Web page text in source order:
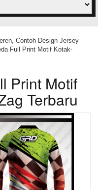
Contoh Design Jersey
Full Print Motif Kotak-
Print Motif
Terbaru